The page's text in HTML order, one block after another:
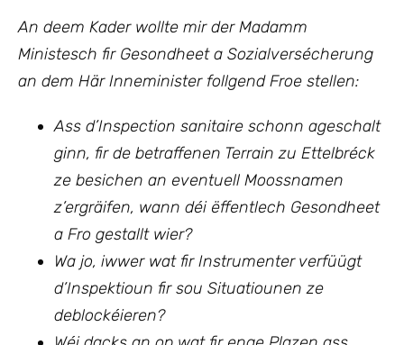
An deem Kader wollte mirder Madamm
Ministesch fir Gesondheet a Sozialversécherung
an dem Här Inneministerfollgend Froe stellen:
Ass d’Inspection sanitaire schonn ageschalt
ginn, fir de betraffenen Terrain zu Ettelbréck
ze besichen an eventuell Moossnamen
z’ergräifen, wann déi ëffentlech Gesondheet
a Fro gestallt wier?
Wa jo, iwwer wat fir Instrumenter verfüügt
d’Inspektioun fir sou Situatiounen ze
deblockéieren?